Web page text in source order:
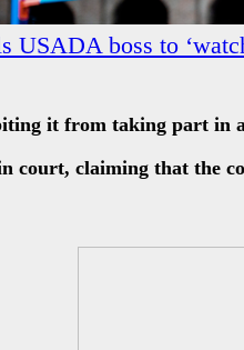
boss to
it from taking part in
court, claiming that the